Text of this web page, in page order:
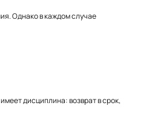
Однако в каждом случае
дисциплина: возврат в срок,